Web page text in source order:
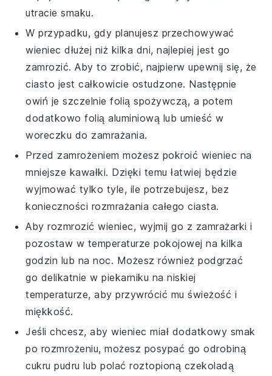
utracie smaku.
W przypadku, gdy planujesz przechowywać
wieniec dłużej niż kilka dni, najlepiej jest go
zamrozić. Aby to zrobić, najpierw upewnij się, że
ciasto jest całkowicie ostudzone. Następnie
owiń je szczelnie folią spożywczą, a potem
dodatkowo folią aluminiową lub umieść w
woreczku do zamrażania.
Przed zamrożeniem możesz pokroić wieniec na
mniejsze kawałki. Dzięki temu łatwiej będzie
wyjmować tylko tyle, ile potrzebujesz, bez
konieczności rozmrażania całego ciasta.
Aby rozmrozićwieniec, wyjmij go z zamrażarki i
pozostaw w temperaturze pokojowej na kilka
godzin lub na noc. Możesz również podgrzać
go delikatnie w piekarniku na niskiej
temperaturze, aby przywrócić mu świeżość i
miękkość.
Jeśli chcesz, abywieniec miał dodatkowy smak
po rozmrożeniu, możesz posypać go odrobiną
cukru pudru lub polać roztopioną czekoladą